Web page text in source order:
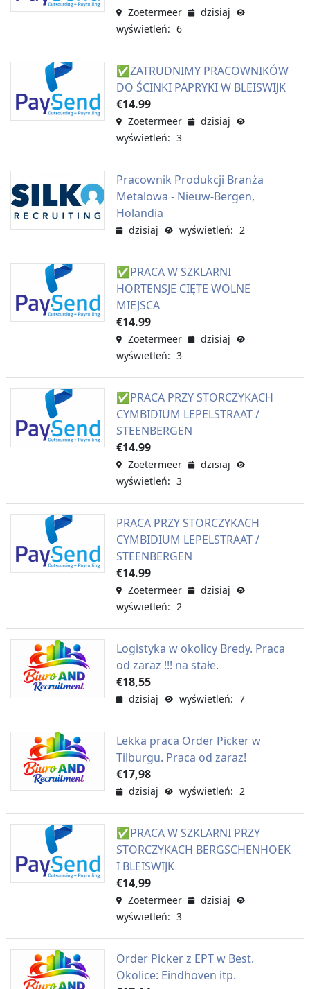
Zoetermeer
dzisiaj
wyświetleń: 6
✅ZATRUDNIMY PRACOWNIKÓW
DO ŚCINKI PAPRYKI W BLEISWIJK
€14.99
Zoetermeer
dzisiaj
wyświetleń: 3
Pracownik Produkcji Branża
Metalowa - Nieuw-Bergen,
Holandia
dzisiaj wyświetleń: 2
✅PRACA W SZKLARNI
HORTENSJE CIĘTE WOLNE
MIEJSCA
€14.99
Zoetermeer
dzisiaj
wyświetleń: 3
✅PRACA PRZY STORCZYKACH
CYMBIDIUM LEPELSTRAAT /
STEENBERGEN
€14.99
Zoetermeer
dzisiaj
wyświetleń: 3
PRACA PRZY STORCZYKACH
CYMBIDIUM LEPELSTRAAT /
STEENBERGEN
€14.99
Zoetermeer
dzisiaj
wyświetleń: 2
Logistyka w okolicy Bredy. Praca
od zaraz !!! na stałe.
€18,55
dzisiaj wyświetleń: 7
Lekka praca Order Picker w
Tilburgu. Praca od zaraz!
€17,98
dzisiaj wyświetleń: 2
✅PRACA W SZKLARNI PRZY
STORCZYKACH BERGSCHENHOEK
I BLEISWIJK
€14,99
Zoetermeer
dzisiaj
wyświetleń: 3
Order Picker z EPT w Best.
Okolice: Eindhoven itp.